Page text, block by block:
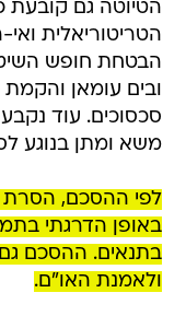
הטיוטה גם קובעת
הטריטוריאלית
הבטחת חופש
ובים עומאן והקמת
סכסוכים. עוד
משא ומתן בנוגע
לפי ההסכם, הסרת
באופן הדרגתי
בתנאים. ההסכם גם
ולאמנת האו"ם.